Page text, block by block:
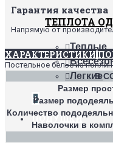
ТЕПЛОТА
Теплые
Легкие
+
ПОДУШКИ
Гарантия качества
Напрямую от
ХАРАКТЕРИСТИКИ
Постельное белье из
В
Размер
Размер
Количество
Наволочки в